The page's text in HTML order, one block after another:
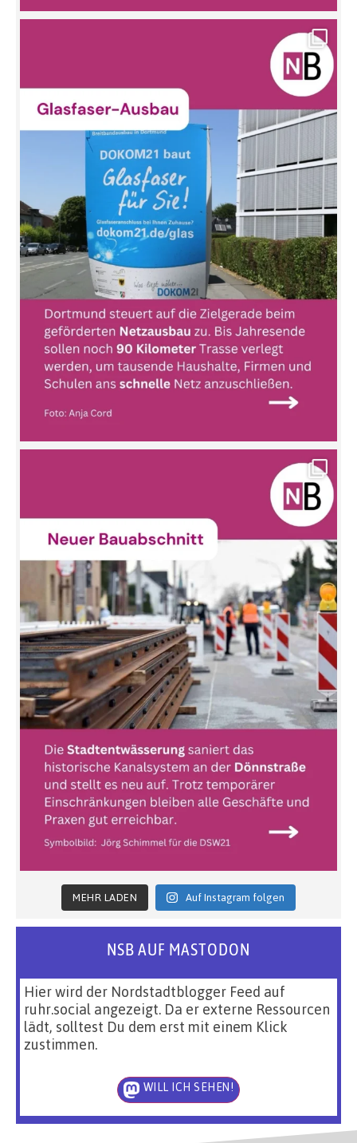
MEHR LADEN Auf Instagram folgen
NSB AUF MASTODON
Hier wird der Nordstadtblogger Feed auf
ruhr.social angezeigt. Da er externe Ressourcen
lädt, solltest Du dem erst mit einem Klick
zustimmen.
WILL ICH SEHEN!